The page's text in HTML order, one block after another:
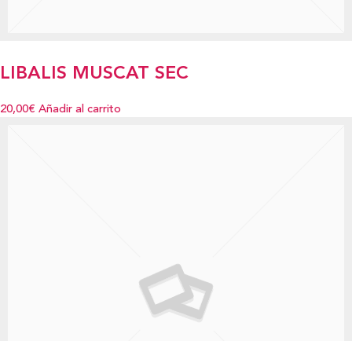
LIBALIS MUSCAT SEC
20,00€ Añadir al carrito